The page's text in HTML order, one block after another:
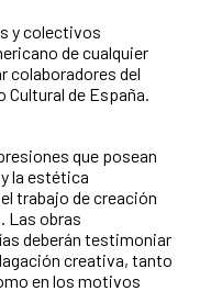
y colectivos
de cualquier
colaboradores del
Cultural de España.
que posean
la estética
trabajo de creación
Las obras
deberán testimoniar
creativa, tanto
en los motivos